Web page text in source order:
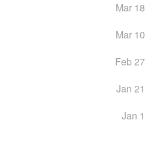
Mar 18
Mar 10
Feb 27
Jan 21
Jan 1